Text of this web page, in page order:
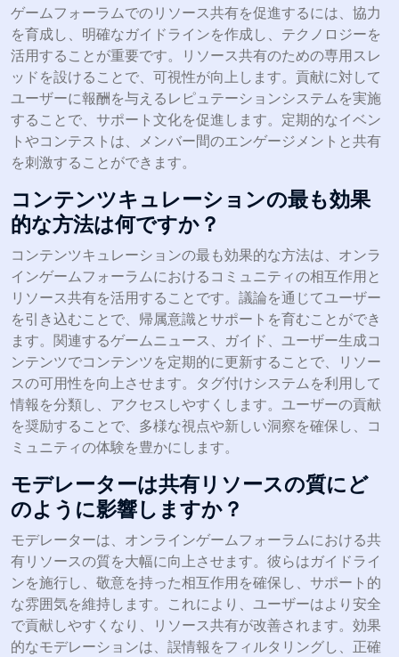
ゲームフォーラムでのリソース共有を促進するには、協力
を育成し、明確なガイドラインを作成し、テクノロジーを
活用することが重要です。リソース共有のための専用スレ
ッドを設けることで、可視性が向上します。貢献に対して
ユーザーに報酬を与えるレピュテーションシステムを実施
することで、サポート文化を促進します。定期的なイベン
トやコンテストは、メンバー間のエンゲージメントと共有
を刺激することができます。
コンテンツキュレーションの最も効果
的な方法は何ですか？
コンテンツキュレーションの最も効果的な方法は、オンラ
インゲームフォーラムにおけるコミュニティの相互作用と
リソース共有を活用することです。議論を通じてユーザー
を引き込むことで、帰属意識とサポートを育むことができ
ます。関連するゲームニュース、ガイド、ユーザー生成コ
ンテンツでコンテンツを定期的に更新することで、リソー
スの可用性を向上させます。タグ付けシステムを利用して
情報を分類し、アクセスしやすくします。ユーザーの貢献
を奨励することで、多様な視点や新しい洞察を確保し、コ
ミュニティの体験を豊かにします。
モデレーターは共有リソースの質にど
のように影響しますか？
モデレーターは、オンラインゲームフォーラムにおける共
有リソースの質を大幅に向上させます。彼らはガイドライ
ンを施行し、敬意を持った相互作用を確保し、サポート的
な雰囲気を維持します。これにより、ユーザーはより安全
で貢献しやすくなり、リソース共有が改善されます。効果
的なモデレーションは、誤情報をフィルタリングし、正確